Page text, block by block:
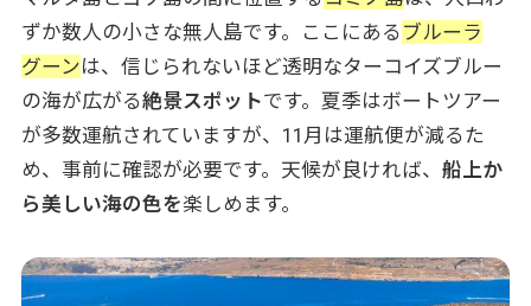
ずか数人の小さな無人島です。ここにある ブルーラ
グーンは、信じられないほど透明なターコイズブルー
の海が広がる絶景スポットです。夏季はボートツアー
が多数運航されていますが、11月は運航便が減るた
め、事前に確認が必要です。天候が良ければ、 船上か
ら美しい海の色を楽しめます。